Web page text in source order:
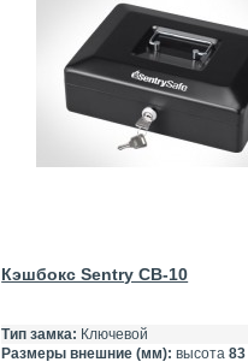
Кэшбокс Sentry CB-10
Тип замка: Ключевой
Размеры внешние (мм): высота83